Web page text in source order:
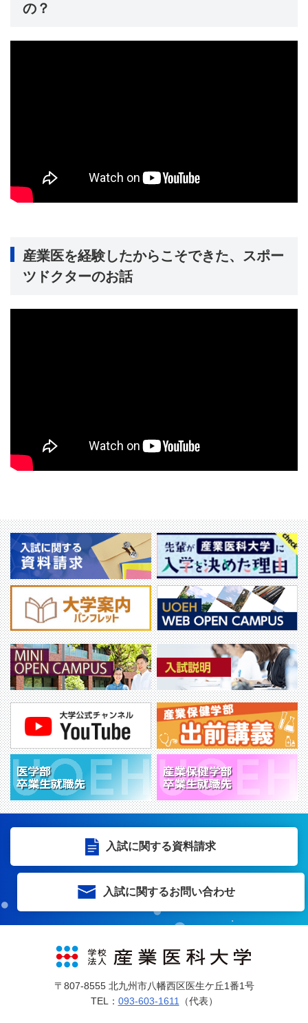
の？
産業医を経験したからこそできた、スポー
ツドクターのお話
入試に関する資料請求
入試に関するお問い合わせ
〒807-8555 北九州市八幡西区医生ケ丘1番1号
TEL： 093-603-1611 （代表）